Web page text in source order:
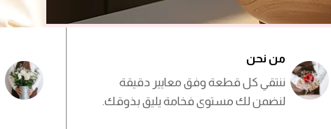
من نحن
ننتقي كل قطعة وفق معايير دقيقة
لنضمن لك مستوى فخامة يليق بذوقك.